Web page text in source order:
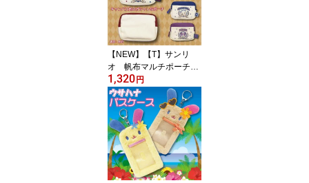
607】
【NEW】【T】サンリ
オ 帆布マルチポーチ
【sanrio/サンリオ/キャラ
クター/キャラクターポー
チ/キャラポーチ/女の子/
キッズ/女子/レディース/
プレゼント/ギフト】【2
607】
1,320円